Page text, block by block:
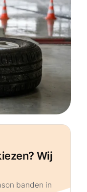
Wij
banden in